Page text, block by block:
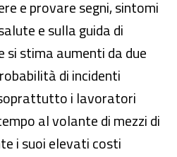
e provare segni, sintomi
e sulla guida di
si stima aumenti da due
di incidenti
i lavoratori
al volante di mezzi di
i suoi elevati costi